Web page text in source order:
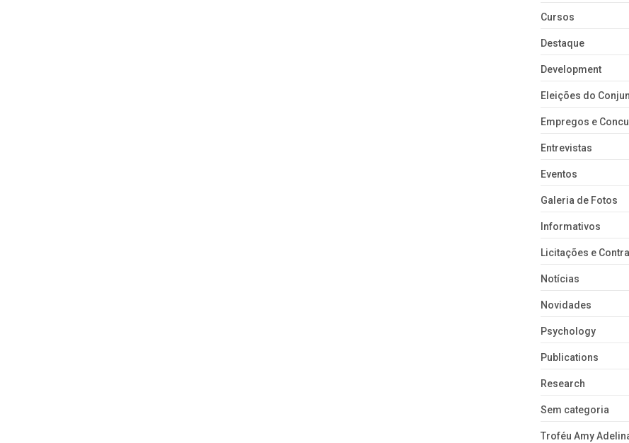
Cursos
Destaque
Development
Eleições do
Empregos e
Entrevistas
Eventos
Galeria de Fotos
Informativos
Licitações e
Notícias
Novidades
Psychology
Publications
Research
Sem categoria
Troféu Amy